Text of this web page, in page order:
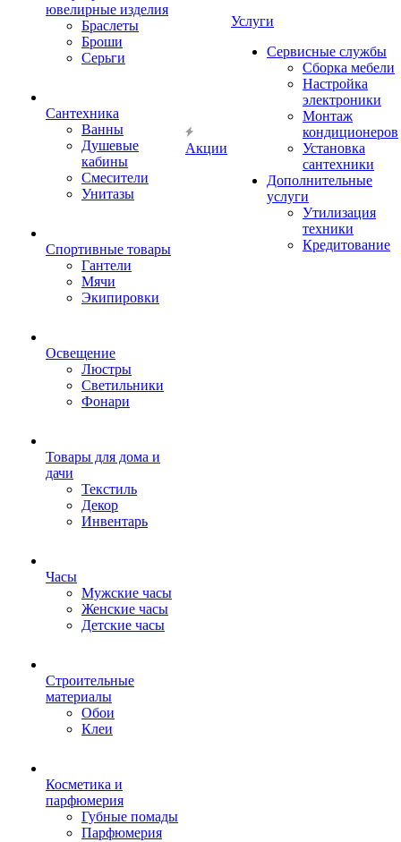
ювелирные изделия
Браслеты
Броши
Серьги
Сантехника
Ванны
Душевые
кабины
Смесители
Унитазы
Спортивные товары
Гантели
Мячи
Экипировки
Освещение
Люстры
Светильники
Фонари
Товары для дома и
дачи
Текстиль
Декор
Инвентарь
Часы
Мужские часы
Женские часы
Детские часы
Строительные
материалы
Обои
Клеи
Косметика и
парфюмерия
Губные помады
Парфюмерия
Акции
Услуги
Сервисные службы
Сборка мебели
Настройка
электроники
Монтаж
кондиционеров
Установка
сантехники
Дополнительные
услуги
Утилизация
техники
Кредитование